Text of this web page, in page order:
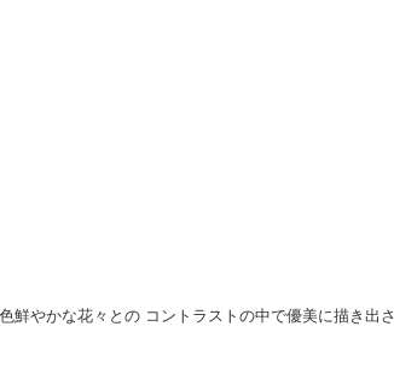
鮮やかな花々との コントラストの中で優美に描き出さ